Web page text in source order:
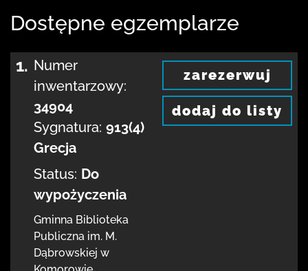
Dostępne egzemplarze
1. Numer
inwentarzowy:
34904
Sygnatura: 913(4)
Grecja
Status: Do
wypożyczenia
Gminna Biblioteka
Publiczna im. M.
Dąbrowskiej w
zarezerwuj
dodaj do listy